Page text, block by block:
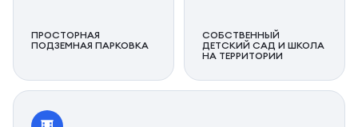
ПРОСТОРНАЯ
ПОДЗЕМНАЯ ПАРКОВКА
СОБСТВЕННЫЙ
ДЕТСКИЙ САД И ШКОЛА
НА ТЕРРИТОРИИ